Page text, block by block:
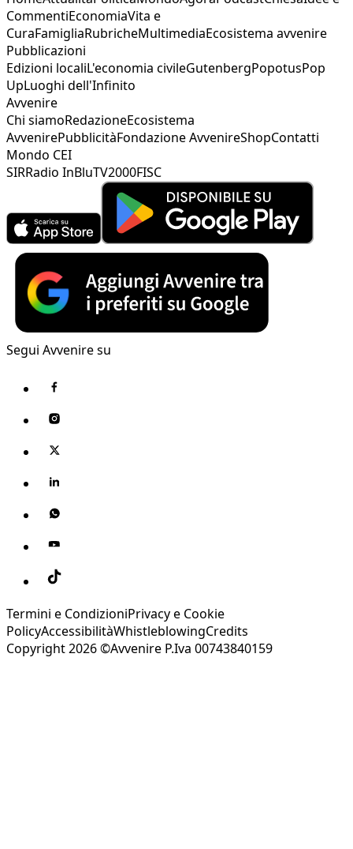
CommentiEconomiaVita e
CuraFamigliaRubricheMultimediaEcosistema avvenire
Pubblicazioni
Edizioni localiL'economia civileGutenbergPopotusPop
UpLuoghi dell'Infinito
Avvenire
Chi siamoRedazioneEcosistema
AvvenirePubblicitàFondazione AvvenireShopContatti
Mondo CEI
SIRRadio InBluTV2000FISC
Segui Avvenire su
Termini e CondizioniPrivacy e Cookie
PolicyAccessibilitàWhistleblowingCredits
Copyright 2026 ©Avvenire P.Iva 00743840159